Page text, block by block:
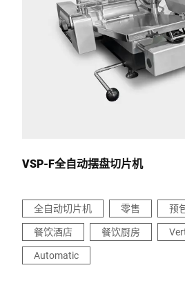
我在此确认我同意使用我的数据处理此
信息。 数据保护声明
VSP-F全自动摆盘切片机
全自动切片机 零售
预
餐饮酒店
餐饮厨房
Automatic